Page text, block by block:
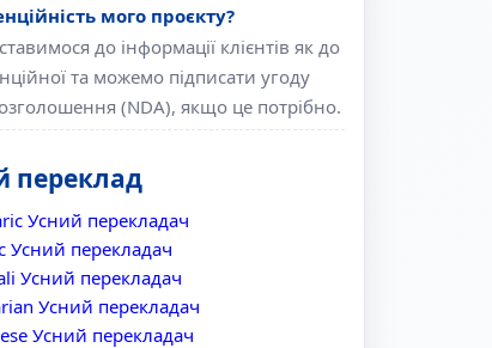
мого проєкту?
до інформації клієнтів як до
та можемо підписати угоду
(NDA), якщо це потрібно.
переклад
Усний перекладач
Усний перекладач
Усний перекладач
Усний перекладач
Усний перекладач